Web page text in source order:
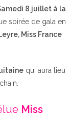
8 juillet à la
soirée de gala en
Miss France
qui aura lieu
Miss